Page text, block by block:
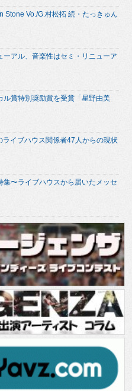
Stone Vo./G.村松拓 続・たっきゅん
ーアル、音楽性はセミ・リニューア
ル賞特別奨励賞を受賞「星野由美
イブハウス関係者47人からの現状
集〜ライブハウスから届いたメッセ